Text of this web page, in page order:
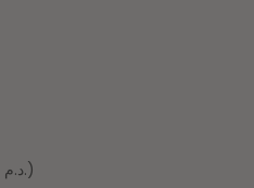
Sáhara Occidental (MAD د.م.)